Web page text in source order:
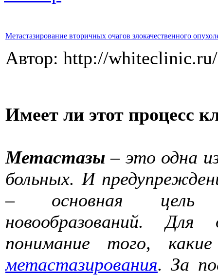
Метастазирование вторичных очагов злокачественного
Автор: http://
Имеет ли этот процесс
Метастазы –это одна
больных. И
– основная цель
новообразований. Для
понимание того,
метастазирования. За